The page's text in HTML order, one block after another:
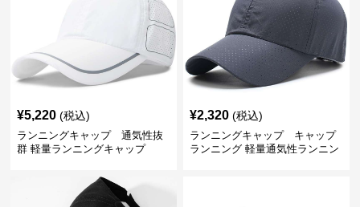
¥5,220 (税込)
ランニングキャップ 通気性抜
群 軽量ランニングキャップ
¥2,320 (税込)
ランニングキャップ キャップ
ランニング 軽量通気性ランニン